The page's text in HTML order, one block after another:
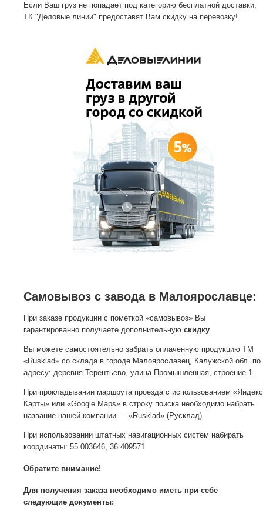
Если Ваш груз не попадает под категорию бесплатной доставки,
ТК "Деловые линии" предоставят Вам скидку на перевозку!
Самовывоз с завода в Малоярославце:
При заказе продукции с пометкой «самовывоз» Вы
гарантированно получаете дополнительную скидку
Вы можете самостоятельно забрать оплаченную продукцию ТМ
«Rusklad» со склада в городе Малоярославец, Калужской обл. по
адресу: деревня Терентьево, улица Промышленная, строение 1.
При прокладывании маршрута проезда с использованием «Яндекс
Карты» или «Google Maps» в строку поиска необходимо набрать
название нашей компании — «Rusklad» (Русклад).
При использовании штатных навигационных систем набирать
координаты: 55.003646, 36.409571
Обратите внимание!
Для получения заказа необходимо иметь при себе
следующие документы: